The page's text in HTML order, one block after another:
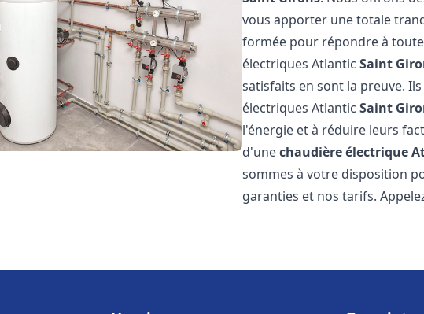
vous apporter une totale
formée pour répondre à
électriques AtlanticSaint
satisfaits en sont la preuve.
électriques AtlanticSaint
l'énergie et à réduire leurs
d'unechaudière électrique
sommes à votre disposition
garanties et nos tarifs.